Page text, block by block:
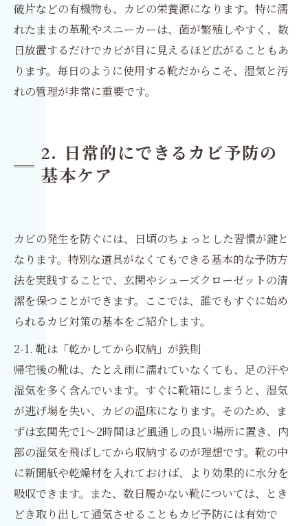
破片などの有機物も、カビの栄養源になります。特に濡
れたままの革靴やスニーカーは、菌が繁殖しやすく、数
日放置するだけでカビが目に見えるほど広がることもあ
ります。毎日のように使用する靴だからこそ、湿気と汚
れの管理が非常に重要です。
2. 日常的にできるカビ予防の
基本ケア
カビの発生を防ぐには、日頃のちょっとした習慣が鍵と
なります。特別な道具がなくてもできる基本的な予防方
法を実践することで、玄関やシューズクローゼットの清
潔を保つことができます。ここでは、誰でもすぐに始め
られるカビ対策の基本をご紹介します。
2-1. 靴は「乾かしてから収納」が鉄則
帰宅後の靴は、たとえ雨に濡れていなくても、足の汗や
湿気を多く含んでいます。すぐに靴箱にしまうと、湿気
が逃げ場を失い、カビの温床になります。そのため、ま
ずは玄関先で1〜2時間ほど風通しの良い場所に置き、内
部の湿気を飛ばしてから収納するのが理想です。靴の中
に新聞紙や乾燥材を入れておけば、より効果的に水分を
吸収できます。また、数日履かない靴については、とき
どき取り出して通気させることもカビ予防には有効で